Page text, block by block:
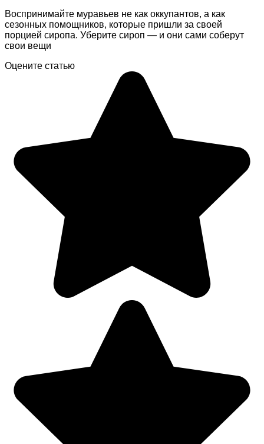
Воспринимайте муравьев не как оккупантов, а как
сезонных помощников, которые пришли за своей
порцией сиропа. Уберите сироп — и они сами соберут
свои вещи
Оцените статью